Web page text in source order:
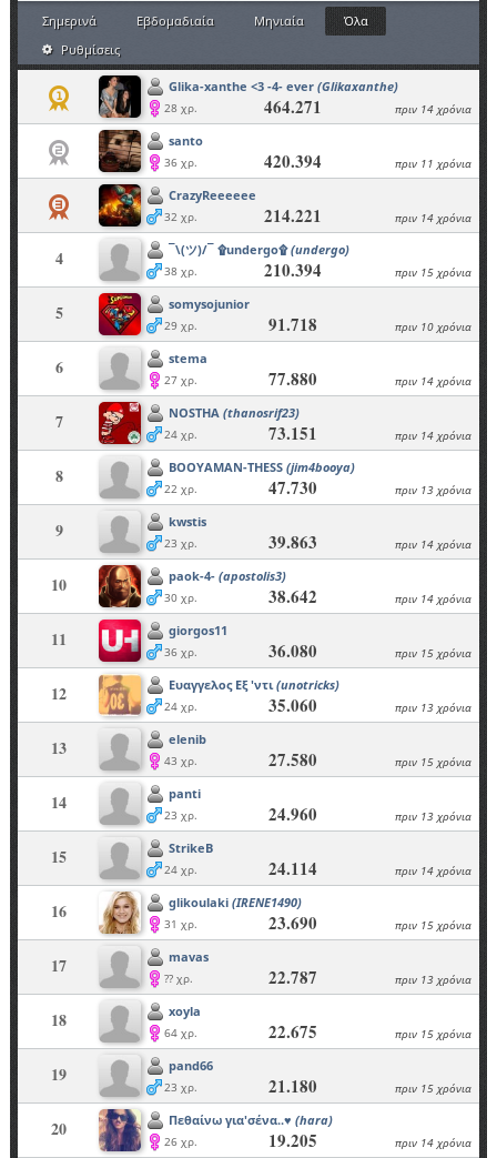
Σημερινά Εβδομαδιαία Μηνιαία
Όλα
Ρυθμίσεις
Glika-xanthe <3 -4- ever (Glikaxanthe)
28 χρ. πριν 14 χρόνια
464.271
santo
36 χρ. πριν 11 χρόνια
420.394
CrazyReeeeee
32 χρ. πριν 14 χρόνια
214.221
4 ¯\(ツ)/¯ ۩undergo۩(undergo)
38 χρ. πριν 15 χρόνια
210.394
5 somysojunior
29 χρ. πριν 10 χρόνια
91.718
6 stema
27 χρ. πριν 14 χρόνια
77.880
7 NOSTHA (thanosrif23)
24 χρ. πριν 14 χρόνια
73.151
8 BOOYAMAN-THESS (jim4booya)
22 χρ. πριν 13 χρόνια
47.730
9 kwstis
23 χρ. πριν 14 χρόνια
39.863
10 paok-4- (apostolis3)
30 χρ. πριν 14 χρόνια
38.642
11 giorgos11
36 χρ. πριν 15 χρόνια
36.080
12 Ευαγγελος Εξ 'ντι(unotricks)
24 χρ. πριν 13 χρόνια
35.060
13 elenib
43 χρ. πριν 15 χρόνια
27.580
14 panti
23 χρ. πριν 13 χρόνια
24.960
15 StrikeB
24 χρ. πριν 14 χρόνια
24.114
16 glikoulaki (IRENE1490)
31 χρ. πριν 15 χρόνια
23.690
17 mavas
?? χρ. πριν 13 χρόνια
22.787
18 xoyla
64 χρ. πριν 15 χρόνια
22.675
19 pand66
23 χρ. πριν 15 χρόνια
21.180
20 Πεθαίνω για'σένα..♥ (hara)
26 χρ. πριν 14 χρόνια
19.205